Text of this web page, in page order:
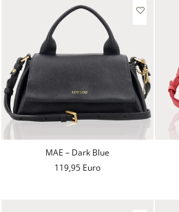
MAE – Dark Blue
119,95 Euro